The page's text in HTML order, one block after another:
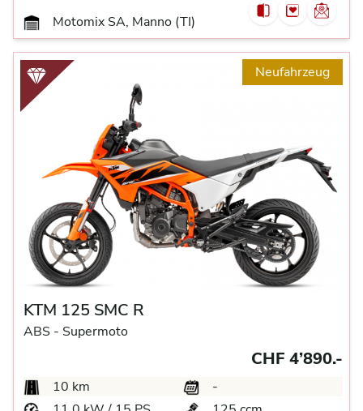
Motomix SA, Manno (TI)
Neufahrzeug
KTM 125 SMC R
ABS - Supermoto
CHF 4’890.-
10 km
-